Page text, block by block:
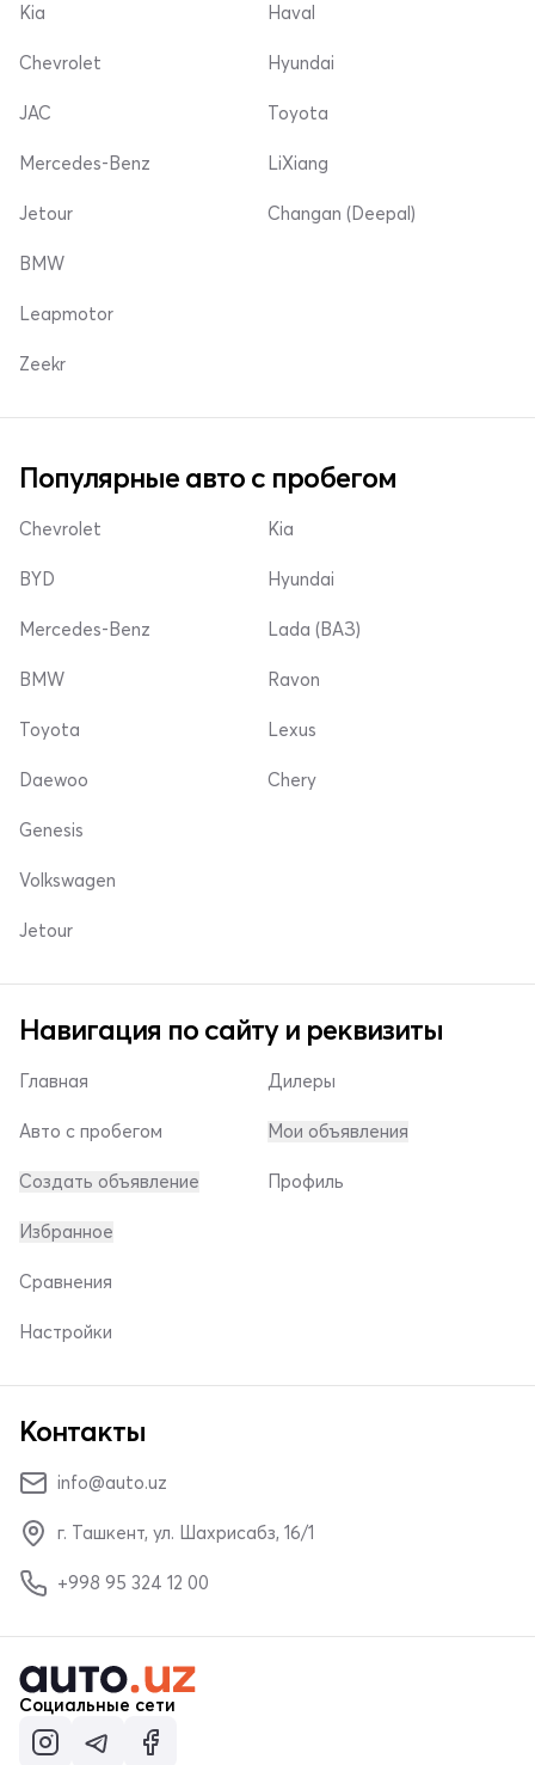
Kia
Chevrolet
Haval
Hyundai
JAC
Mercedes-Benz
Jetour
Toyota
LiXiang
Changan (Deepal)
BMW
Leapmotor
Zeekr
Популярные авто с пробегом
Chevrolet
BYD
Mercedes-Benz
Kia
Hyundai
Lada (ВАЗ)
BMW
Toyota
Daewoo
Ravon
Lexus
Chery
Genesis
Volkswagen
Jetour
Навигация по сайту и реквизиты
Главная
Авто с пробегом
Создать объявление
Дилеры
Мои объявления
Профиль
Избранное
Сравнения
Настройки
Контакты
info@auto.uz
г. Ташкент, ул. Шахрисабз, 16/1
+998 95 324 12 00
Социальные сети